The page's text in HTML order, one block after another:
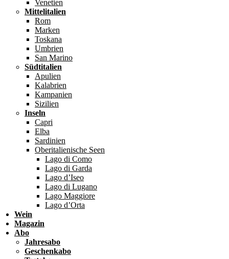
Venetien
Mittelitalien
Rom
Marken
Toskana
Umbrien
San Marino
Südtitalien
Apulien
Kalabrien
Kampanien
Sizilien
Inseln
Capri
Elba
Sardinien
Oberitalienische Seen
Lago di Como
Lago di Garda
Lago d’Iseo
Lago di Lugano
Lago Maggiore
Lago d’Orta
Wein
Magazin
Abo
Jahresabo
Geschenkabo